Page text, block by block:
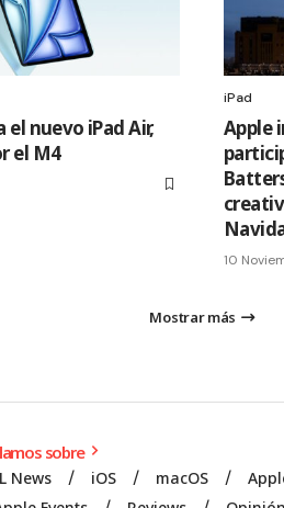
el nuevo iPad Air,
el M4
iPad
Apple
10
Mostrar más
sobre
News iOS macOS